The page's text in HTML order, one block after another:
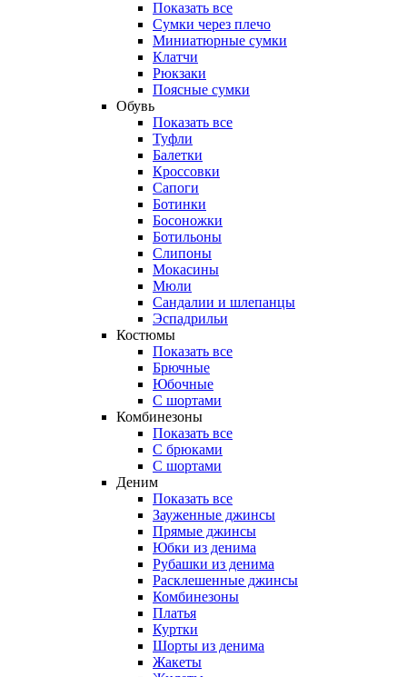
Показать все
Сумки через плечо
Миниатюрные cумки
Клатчи
Рюкзаки
Поясные сумки
Обувь
Показать все
Туфли
Балетки
Кроссовки
Сапоги
Ботинки
Босоножки
Ботильоны
Слипоны
Мокасины
Мюли
Сандалии и шлепанцы
Эспадрильи
Костюмы
Показать все
Брючные
Юбочные
С шортами
Комбинезоны
Показать все
С брюками
С шортами
Деним
Показать все
Зауженные джинсы
Прямые джинсы
Юбки из денима
Рубашки из денима
Расклешенные джинсы
Комбинезоны
Платья
Куртки
Шорты из денима
Жакеты